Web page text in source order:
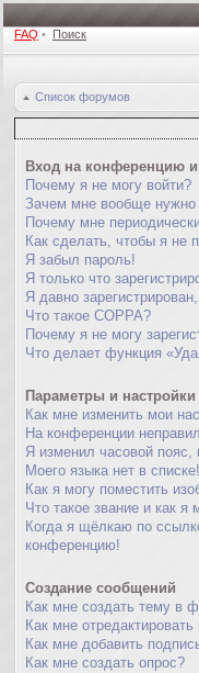
FAQ • Поиск
Список форумов
Вход на конференцию и
Почему я не могу войти?
Зачем мне вообще нужно
Почему мне
Как сделать, чтобы я не
Я забыл пароль!
Я только что
Я давно
Что такое COPPA?
Почему я не могу
Что делает функция
Параметры и настройки
Как мне изменить мои
На конференции
Я изменил часовой пояс,
Моего языка нет в списке!
Как я могу поместить
Что такое звание и как я
Когда я щёлкаю по
конференцию!
Создание сообщений
Как мне создать тему в
Как мне
Как мне добавить
Как мне создать опрос?